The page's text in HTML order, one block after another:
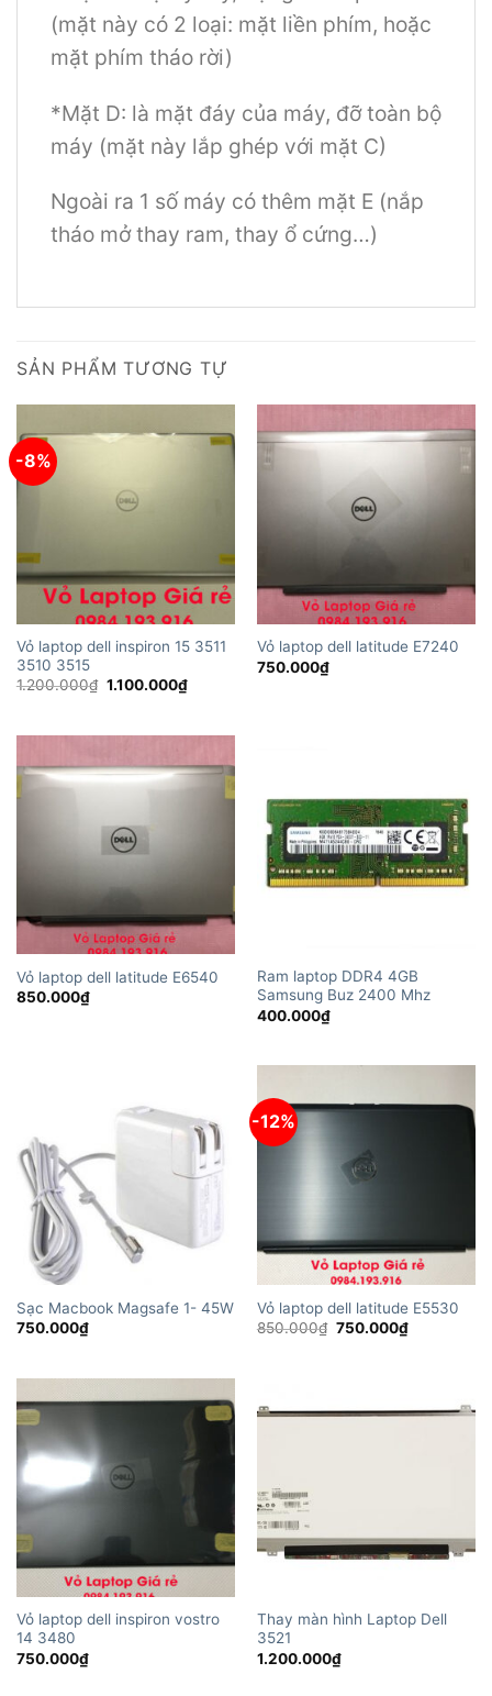
(mặt này có 2 loại: mặt liền phím, hoặc
mặt phím tháo rời)
*Mặt D: là mặt đáy của máy, đỡ toàn bộ
máy (mặt này lắp ghép với mặt C)
Ngoài ra 1 số máy có thêm mặt E (nắp
tháo mở thay ram, thay ổ cứng…)
SẢN PHẨM TƯƠNG TỰ
-8%
Vỏ laptop dell inspiron 15 3511
3510 3515
1.200.000₫ Giá
1.100.000₫Giá
hiện
1.100.000₫.
Vỏ laptop dell latitude E7240
750.000₫
Vỏ laptop dell latitude E6540
850.000₫
Ram laptop DDR4 4GB
Samsung Buz 2400 Mhz
400.000₫
Sạc Macbook Magsafe 1- 45W
750.000₫
-12%
Vỏ laptop dell latitude E5530
850.000₫ Giá
750.000₫Giá
hiện
Vỏ laptop dell inspiron vostro
14 3480
750.000₫
Thay màn hình Laptop Dell
3521
1.200.000₫